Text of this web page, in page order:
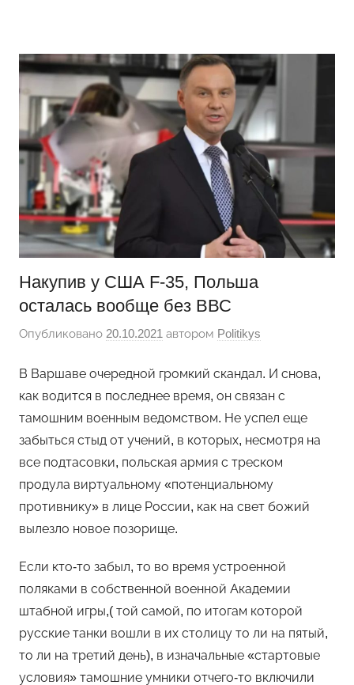
содержимому
сайт
WordPress
Накупив у США F-35, Польша
осталась вообще без ВВС
Опубликовано 20.10.2021 автором Politikys
В Варшаве очередной громкий скандал. И снова,
как водится в последнее время, он связан с
тамошним военным ведомством. Не успел еще
забыться стыд от учений, в которых, несмотря на
все подтасовки, польская армия с треском
продула виртуальному «потенциальному
противнику» в лице России, как на свет божий
вылезло новое позорище.
Если кто-то забыл, то во время устроенной
поляками в собственной военной Академии
штабной игры,( той самой, по итогам которой
русские танки вошли в их столицу то ли на пятый,
то ли на третий день), в изначальные «стартовые
условия» тамошние умники отчего-то включили